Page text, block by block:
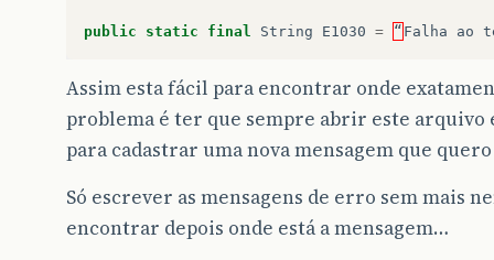
public static final String E1030 = “ Falha ao
Assim esta fácil para encontrar onde
problema é ter que sempre abrir este arquivo
para cadastrar uma nova mensagem que
Só escrever as mensagens de erro sem mais
encontrar depois onde está a mensagem…